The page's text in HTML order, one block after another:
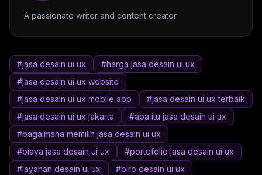
A passionate writer and content creator.
#jasa desain ui ux
#harga jasa desain ui ux
#jasa desain ui ux website
#jasa desain ui ux mobile app
#jasa desain ui ux terbaik
#jasa desain ui ux jakarta
#apa itu jasa desain ui ux
#bagaimana memilih jasa desain ui ux
#biaya jasa desain ui ux
#portofolio jasa desain ui ux
#layanan desain ui ux
#biro desain ui ux